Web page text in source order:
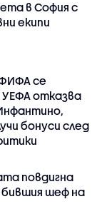
в София с
екипи
се
УЕФА отказва
бонуси след
повдигна
бившия шеф на